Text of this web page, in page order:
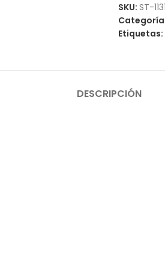
SKU: ST-
Etiquetas:
DESCRIPCIÓN